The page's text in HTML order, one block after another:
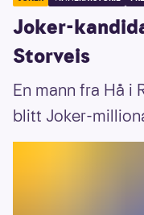
Joker-
Storveis
En mann fra Hå i
blitt Joker-